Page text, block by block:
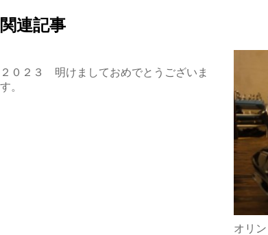
関連記事
２０２３ 明けましておめでとうございま
す。
オリ